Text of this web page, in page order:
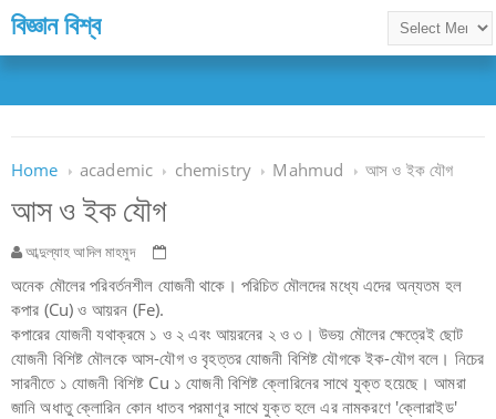
বিজ্ঞান বিশ্ব
Home academic chemistry Mahmud আস ও ইক যৌগ
আস ও ইক যৌগ
আব্দুল্যাহ আদিল মাহমুদ
অনেক মৌলের পরিবর্তনশীল যোজনী থাকে। পরিচিত মৌলদের মধ্যে এদের অন্যতম হল
কপার (Cu) ও আয়রন (Fe).
কপারের যোজনী যথাক্রমে ১ ও ২ এবং আয়রনের ২ ও ৩। উভয় মৌলের ক্ষেত্রেই ছোট
যোজনী বিশিষ্ট মৌলকে আস-যৌগ ও বৃহত্তর যোজনী বিশিষ্ট যৌগকে ইক-যৌগ বলে। নিচের
সারনীতে ১ যোজনী বিশিষ্ট Cu ১ যোজনী বিশিষ্ট ক্লোরিনের সাথে যুক্ত হয়েছে। আমরা
জানি অধাতু ক্লোরিন কোন ধাতব পরমাণূর সাথে যুক্ত হলে এর নামকরণে 'ক্লোরাইড'